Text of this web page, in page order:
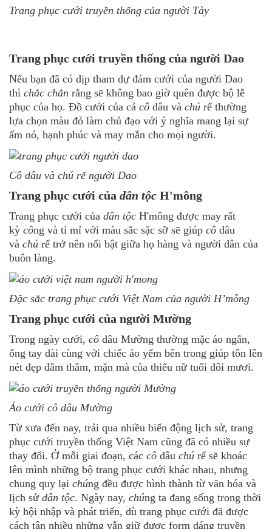
Trang phục cưới truyền thống của người Tày
Trang phục cưới truyền thống của người Dao
Nếu bạn đã có dịp tham dự đám cưới của người Dao
thì chắc chắn rằng sẽ không bao giờ quên được bộ lễ
phục của họ. Đồ cưới của cả cô dâu và chú rể thường
lựa chọn màu đỏ làm chủ đạo với ý nghĩa mang lại sự
ấm nó, hạnh phúc và may mắn cho mọi người.
Cô dâu và chú rể người Dao
Trang phục cưới của dân tộc H'mông
Trang phục cưới của dân tộc H'mông được may rất
kỳ công và tỉ mỉ với màu sắc sặc sỡ sẽ giúp cô dâu
và chú rể trở nên nổi bật giữa họ hàng và người dân của
buôn làng.
Đặc sắc trang phục cưới Việt Nam của người H’mông
Trang phục cưới của người Mường
Trong ngày cưới, cô dâu Mường thường mặc áo ngắn,
ống tay dài cùng với chiếc áo yếm bên trong giúp tôn lên
nét đẹp đằm thắm, mặn mà của thiếu nữ tuổi đôi mươi.
Áo cưới cô dâu Mường
Từ xưa đến nay, trải qua nhiều biến động lịch sử, trang
phục cưới truyền thống Việt Nam cũng đã có nhiều sự
thay đổi. Ở mỗi giai đoạn, các cô dâu chú rể sẽ khoác
lên mình những bộ trang phục cưới khác nhau, nhưng
chung quy lại chúng đều được hình thành từ văn hóa và
lịch sử dân tộc. Ngày nay, chúng ta đang sống trong thời
kỳ hội nhập và phát triển, dù trang phục cưới đã được
cách tân nhiều những vẫn giữ được form dáng truyền